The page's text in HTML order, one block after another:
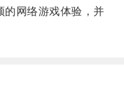
的网络游戏体验，并